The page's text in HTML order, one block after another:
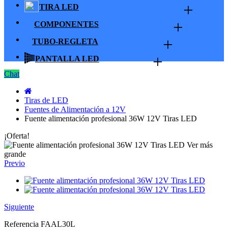
TIRA LED +
COMPONENTES +
TUBO-REGLETA +
PANTALLA LED +
Chat
Tiras de LED
Fuentes de Alimentación a 12V
Fuente alimentación profesional 36W 12V Tiras LED
¡Oferta!
Ver más
grande
Previo
Siguiente
Referencia FAAL30L